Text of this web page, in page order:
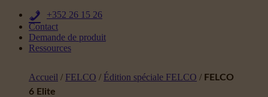
+352 26 15 26
Contact
Demande de produit
Ressources
Accueil / FELCO / Édition spéciale FELCO / FELCO
6 Elite